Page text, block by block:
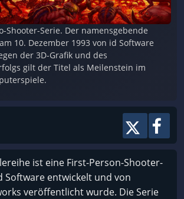
Shooter-Serie. Der namensgebende
10. Dezember 1993 von id Software
der 3D-Grafik und des
gilt der Titel als Meilenstein im
ist eine First-Person-Shooter-
Software entwickelt und von
veröffentlicht wurde. Die Serie